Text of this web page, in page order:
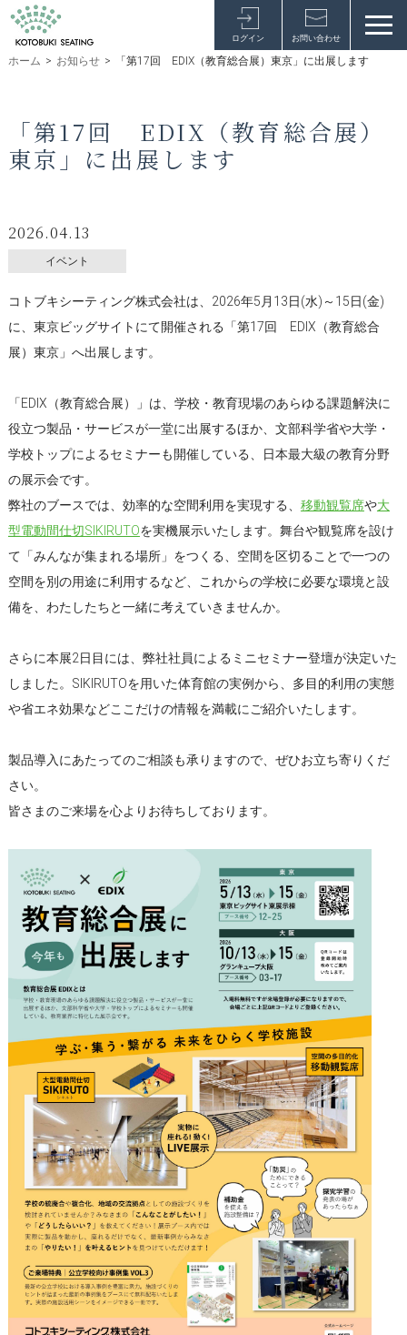
ログイン お問い合わせ
ホーム > お知らせ > 「第17回 EDIX（教育総合展）東京」に出展します
「第17回 EDIX（教育総合展）
東京」に出展します
2026.04.13
イベント
コトブキシーティング株式会社は、2026年5月13日(水)～15日(金)
に、東京ビッグサイトにて開催される「第17回 EDIX（教育総合
展）東京」へ出展します。
「EDIX（教育総合展）」は、学校・教育現場のあらゆる課題解決に
役立つ製品・サービスが一堂に出展するほか、文部科学省や大学・
学校トップによるセミナーも開催している、日本最大級の教育分野
の展示会です。
弊社のブースでは、効率的な空間利用を実現する、 移動観覧席や大
型電動間仕切SIKIRUTOを実機展示いたします。舞台や観覧席を設け
て「みんなが集まれる場所」をつくる、空間を区切ることで一つの
空間を別の用途に利用するなど、これからの学校に必要な環境と設
備を、わたしたちと一緒に考えていきませんか。
さらに本展2日目には、弊社社員によるミニセミナー登壇が決定いた
しました。SIKIRUTOを用いた体育館の実例から、多目的利用の実態
や省エネ効果などここだけの情報を満載にご紹介いたします。
製品導入にあたってのご相談も承りますので、ぜひお立ち寄りくだ
さい。
皆さまのご来場を心よりお待ちしております。